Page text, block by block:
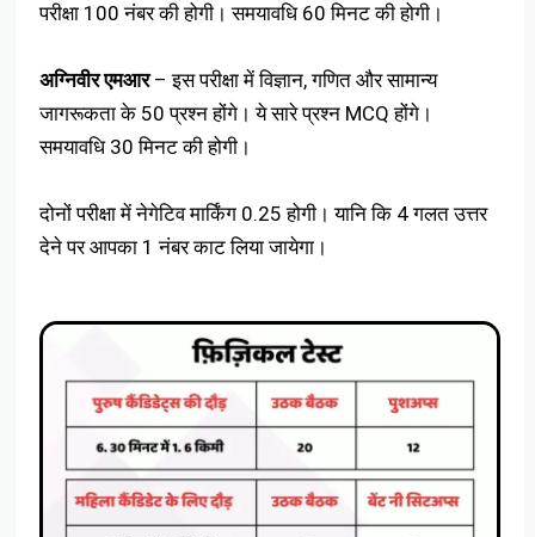
परीक्षा 100 नंबर की होगी। समयावधि 60 मिनट की होगी।
अग्निवीर एमआर– इस परीक्षा में विज्ञान, गणित और सामान्य
जागरूकता के 50 प्रश्न होंगे। ये सारे प्रश्न MCQ होंगे।
समयावधि 30 मिनट की होगी।
दोनों परीक्षा में नेगेटिव मार्किंग 0.25 होगी। यानि कि 4 गलत उत्तर
देने पर आपका 1 नंबर काट लिया जायेगा।